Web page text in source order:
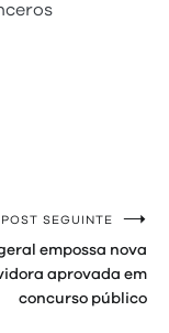
POST SEGUINTE
empossa nova
aprovada em
concurso público